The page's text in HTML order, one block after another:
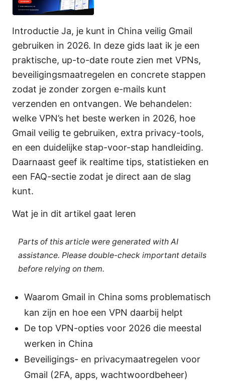
Introductie Ja, je kunt in China veilig Gmail
gebruiken in 2026. In deze gids laat ik je een
praktische, up-to-date route zien met VPNs,
beveiligingsmaatregelen en concrete stappen
zodat je zonder zorgen e-mails kunt
verzenden en ontvangen. We behandelen:
welke VPN’s het beste werken in 2026, hoe
Gmail veilig te gebruiken, extra privacy-tools,
en een duidelijke stap-voor-stap handleiding.
Daarnaast geef ik realtime tips, statistieken en
een FAQ-sectie zodat je direct aan de slag
kunt.
Wat je in dit artikel gaat leren
Parts of this article were generated with AI
assistance. Please double-check important details
before relying on them.
Waarom Gmail in China soms problematisch
kan zijn en hoe een VPN daarbij helpt
De top VPN-opties voor 2026 die meestal
werken in China
Beveiligings- en privacymaatregelen voor
Gmail (2FA, apps, wachtwoordbeheer)